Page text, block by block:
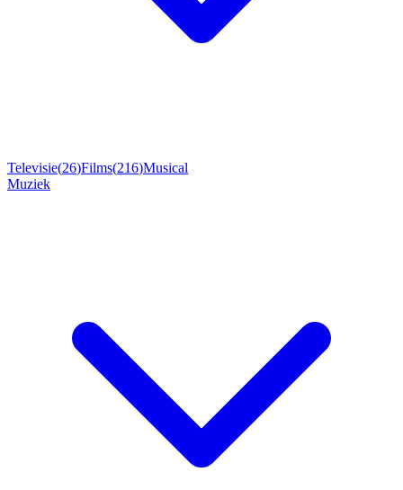
Televisie(26)Films(216)Musical
Muziek